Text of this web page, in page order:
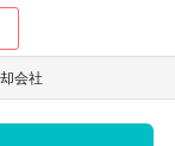
会社